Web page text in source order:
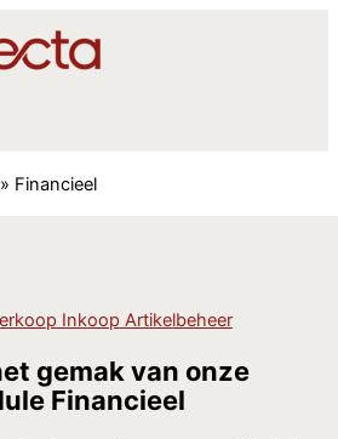
» Financieel
Inkoop Artikelbeheer
gemak van onze
Financieel